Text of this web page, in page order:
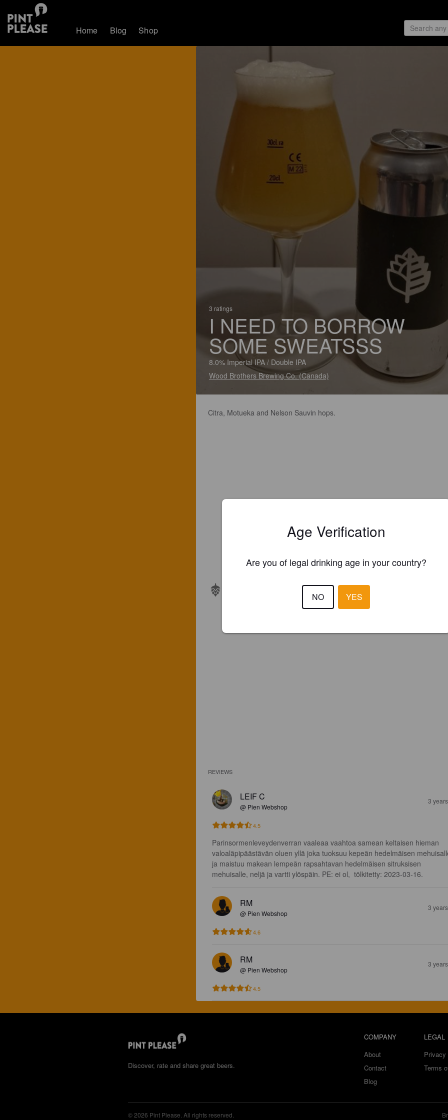
Home Blog Shop
3 ratings
I NEED TO BORROW
SOME SWEATSSS
8.0% Imperial IPA / Double IPA
Wood Brothers Brewing Co. (Canada)
Citra, Motueka and Nelson Sauvin hops.
Citra, Motueka, Nelson Sauvin
REVIEWS
LEIF C
@ Pien Webshop
3
4.5
Parinsormenleveydenverran vaaleaa vaahtoa samean keltaisen hieman
valoaläpipäästävän oluen yllä joka tuoksuu kepeän hedelmäisen
ja maistuu makean lempeän rapsahtavan hedelmäisen sitruksisen
mehuisalle, neljä ja vartti ylöspäin. PE: ei ol,  tölkitetty: 2023-03-16.
RM
@ Pien Webshop
3
4.6
RM
@ Pien Webshop
3
4.5
Discover, rate and share great beers.
COMPANY
About
Contact
Blog
LEGAL
Privacy
Terms
© 2026 Pint Please. All rights reserved.
Age Verification
Are you of legal drinking age in your country?
NO YES